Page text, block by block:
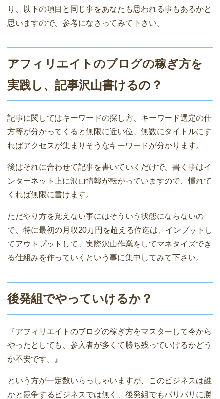
り、以下の項目と同じ事をあなたも思われる事もあるかと
思いますので、参考になさってみて下さい。
アフィリエイトのブログの稼ぎ方を
実践し、記事沢山書けるの？
記事に関してはキーワードの探し方、キーワード選定の仕
方等が分かってくると無限に近い位、無数にタイトルにす
ればアクセスが集まりそうなキーワードが分かります。
後はそれに合わせて記事を書いていくだけで、書く事はイ
ンターネット上に沢山情報が転がっていますので、慣れて
くれば無限に書けます。
ただやり方を覚えない事にはそういう状態にならないの
で、特に最初の月収20万円を超える位迄は、インプットし
てアウトプットして、実際沢山作業をしてマネタイズでき
る仕組みを作っていくという事に集中してみて下さい。
後発組でやっていけるか？
『アフィリエイトのブログの稼ぎ方をマスターして今から
やったとしても、参入者が多くて勝ち残っていけるかどう
か不安です。』
という方が一定数いらっしゃいますが、このビジネスは誰
かと競争するビジネスでは無く、後発組でもバリバリに勝